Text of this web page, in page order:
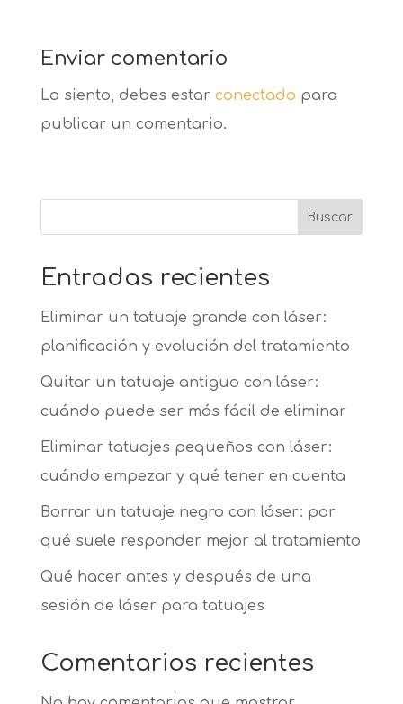
Enviar comentario
Lo siento, debes estar conectado para
publicar un comentario.
Buscar
Entradas recientes
Eliminar un tatuaje grande con láser:
planificación y evolución del tratamiento
Quitar un tatuaje antiguo con láser:
cuándo puede ser más fácil de eliminar
Eliminar tatuajes pequeños con láser:
cuándo empezar y qué tener en cuenta
Borrar un tatuaje negro con láser: por
qué suele responder mejor al tratamiento
Qué hacer antes y después de una
sesión de láser para tatuajes
Comentarios recientes